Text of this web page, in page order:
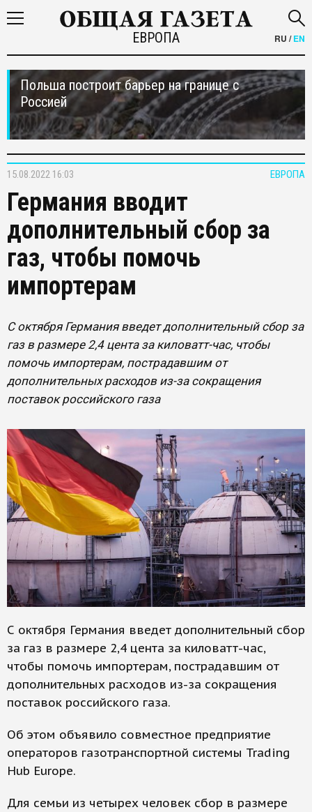
ЕВРОПА RU /EN
Польша построит барьер на границе с
Россией
ЕВРОПА
15.08.2022 16:03
Германия вводит
дополнительный сбор за
газ, чтобы помочь
импортерам
С октября Германия введет дополнительный сбор за
газ в размере 2,4 цента за киловатт-час, чтобы
помочь импортерам, пострадавшим от
дополнительных расходов из-за сокращения
поставок российского газа
С октября Германия введет дополнительный сбор
за газ в размере 2,4 цента за киловатт-час,
чтобы помочь импортерам, пострадавшим от
дополнительных расходов из-за сокращения
поставок российского газа.
Об этом объявило совместное предприятие
операторов газотранспортной системы Trading
Hub Europe.
Для семьи из четырех человек сбор в размере